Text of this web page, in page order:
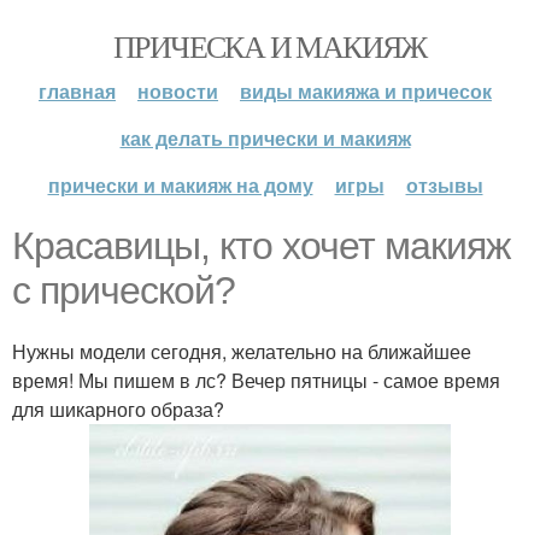
ПРИЧЕСКА И МАКИЯЖ
главная новости
виды макияжа и причесок
как делать прически и макияж
прически и макияж на дому
игры отзывы
Красавицы, кто хочет макияж
с прической?
Нужны модели сегодня, желательно на ближайшее
время! Мы пишем в лс? Вечер пятницы - самое время
для шикарного образа?